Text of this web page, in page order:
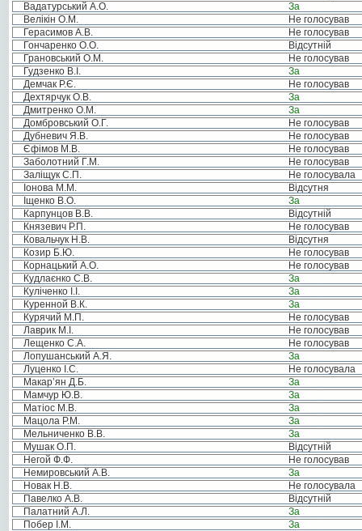
Вадатурський А.О.
За
Велікін О.М.
Не голосував
Герасимов А.В.
Не голосував
Гончаренко О.О.
Відсутній
Грановський О.М.
Не голосував
Гудзенко В.І.
За
Демчак Р.Є.
Не голосував
Дехтярчук О.В.
За
Дмитренко О.М.
За
Домбровський О.Г.
Не голосував
Дубневич Я.В.
Не голосував
Єфімов М.В.
Не голосував
Заболотний Г.М.
Не голосував
Заліщук С.П.
Не голосувала
Іонова М.М.
Відсутня
Іщенко В.О.
За
Карпунцов В.В.
Відсутній
Князевич Р.П.
Не голосував
Ковальчук Н.В.
Відсутня
Козир Б.Ю.
Не голосував
Корнацький А.О.
Не голосував
Кудлаєнко С.В.
За
Куліченко І.І.
За
Куренной В.К.
За
Курячий М.П.
Не голосував
Лаврик М.І.
Не голосував
Лещенко С.А.
Не голосував
Лопушанський А.Я.
За
Луценко І.С.
Не голосувала
Макар’ян Д.Б.
За
Мамчур Ю.В.
За
Матіос М.В.
За
Мацола Р.М.
За
Мельниченко В.В.
За
Мушак О.П.
Відсутній
Негой Ф.Ф.
Не голосував
Немировський А.В.
За
Новак Н.В.
Не голосувала
Павелко А.В.
Відсутній
Палатний А.Л.
За
Побер І.М.
За